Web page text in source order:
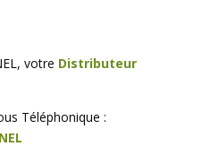
votre Distributeur
Téléphonique :